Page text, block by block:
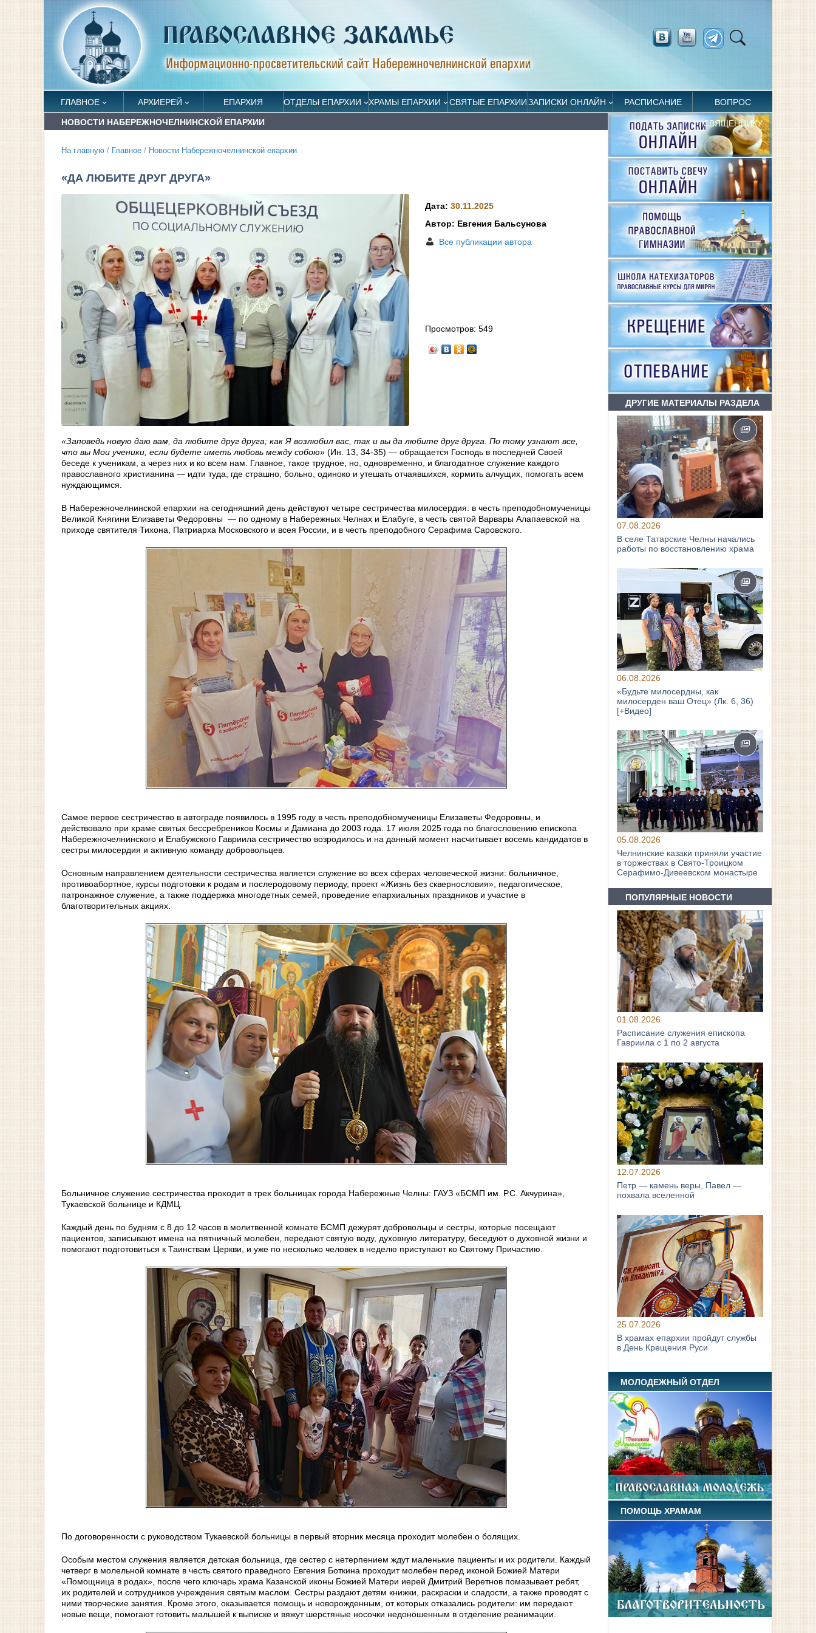
ГЛАВНОЕ АРХИЕРЕЙ ЕПАРХИЯ ОТДЕЛЫ ЕПАРХИИ ХРАМЫ ЕПАРХИИ СВЯТЫЕ ЕПАРХИИЗАПИСКИ ОНЛАЙН РАСПИСАНИЕ ВОПРОС
СВЯЩЕННИКУ
НОВОСТИ НАБЕРЕЖНОЧЕЛНИНСКОЙ ЕПАРХИИ
На главную / Главное / Новости Набережночелнинской епархии
«ДА ЛЮБИТЕ ДРУГ ДРУГА»
Дата:30.11.2025
Автор: Евгения Бальсунова
Все публикации автора
Просмотров:549
«Заповедь новую даю вам, да любите друг друга; как Я возлюбил вас, так и вы да любите друг друга. По тому узнают все,
что вы Мои ученики, если будете иметь любовь между собою» (Ин. 13, 34-35) — обращается Господь в последней Своей
беседе к ученикам, а через них и ко всем нам. Главное, такое трудное, но, одновременно, и благодатное служение каждого
православного христианина — идти туда, где страшно, больно, одиноко и утешать отчаявшихся, кормить алчущих, помогать всем
нуждающимся.
В Набережночелнинской епархии на сегодняшний день действуют четыре сестричества милосердия: в честь преподобномученицы
Великой Княгини Елизаветы Федоровны — по одному в Набережных Челнах и Елабуге, в честь святой Варвары Алапаевской на
приходе святителя Тихона, Патриарха Московского и всея России, и в честь преподобного Серафима Саровского.
Самое первое сестричество в автограде появилось в 1995 году в честь преподобномученицы Елизаветы Федоровны, и
действовало при храме святых бессребреников Космы и Дамиана до 2003 года. 17 июля 2025 года по благословению епископа
Набережночелнинского и Елабужского Гавриила сестричество возродилось и на данный момент насчитывает восемь кандидатов в
сестры милосердия и активную команду добровольцев.
Основным направлением деятельности сестричества является служение во всех сферах человеческой жизни: больничное,
противоабортное, курсы подготовки к родам и послеродовому периоду, проект «Жизнь без сквернословия», педагогическое,
патронажное служение, а также поддержка многодетных семей, проведение епархиальных праздников и участие в
благотворительных акциях.
Больничное служение сестричества проходит в трех больницах города Набережные Челны: ГАУЗ «БСМП им. Р.С. Акчурина»,
Тукаевской больнице и КДМЦ.
Каждый день по будням с 8 до 12 часов в молитвенной комнате БСМП дежурят добровольцы и сестры, которые посещают
пациентов, записывают имена на пятничный молебен, передают святую воду, духовную литературу, беседуют о духовной жизни и
помогают подготовиться к Таинствам Церкви, и уже по несколько человек в неделю приступают ко Святому Причастию.
По договоренности с руководством Тукаевской больницы в первый вторник месяца проходит молебен о болящих.
Особым местом служения является детская больница, где сестер с нетерпением ждут маленькие пациенты и их родители. Каждый
четверг в молельной комнате в честь святого праведного Евгения Боткина проходит молебен перед иконой Божией Матери
«Помощница в родах», после чего ключарь храма Казанской иконы Божией Матери иерей Дмитрий Веретнов помазывает ребят,
их родителей и сотрудников учреждения святым маслом. Сестры раздают детям книжки, раскраски и сладости, а также проводят с
ними творческие занятия. Кроме этого, оказывается помощь и новорожденным, от которых отказались родители: им передают
новые вещи, помогают готовить малышей к выписке и вяжут шерстяные носочки недоношенным в отделение реанимации.
ДРУГИЕ МАТЕРИАЛЫ РАЗДЕЛА
07.08.2026
В селе Татарские Челны начались
работы по восстановлению храма
06.08.2026
«Будьте милосердны, как
милосерден ваш Отец» (Лк. 6, 36)
[+Видео]
05.08.2026
Челнинские казаки приняли участие
в торжествах в Свято‑Троицком
Серафимо‑Дивеевском монастыре
ПОПУЛЯРНЫЕ НОВОСТИ
01.08.2026
Расписание служения епископа
Гавриила с 1 по 2 августа
12.07.2026
Петр — камень веры, Павел —
похвала вселенной
25.07.2026
В храмах епархии пройдут службы
в День Крещения Руси
МОЛОДЕЖНЫЙ ОТДЕЛ
ПОМОЩЬ ХРАМАМ